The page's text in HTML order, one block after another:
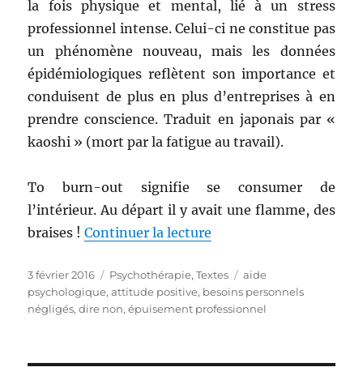
la fois physique et mental, lié à un stress
professionnel intense. Celui-ci ne constitue pas
un phénomène nouveau, mais les données
épidémiologiques reflètent son importance et
conduisent de plus en plus d’entreprises à en
prendre conscience. Traduit en japonais par «
kaoshi » (mort par la fatigue au travail).
To burn-out signifie se consumer de
l’intérieur. Au départ il y avait une flamme, des
braises !Continuer la lecture
Publié
le
3 février 2016 Catégories
Psychothérapie,Textes Étiquettes
aide
psychologique,attitude positive, besoins personnels
négligés,dire non,épuisement professionnel